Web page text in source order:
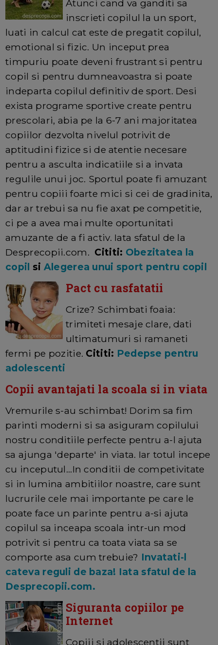
Atunci cand va ganditi sa
inscrieti copilul la un sport,
luati in calcul cat este de pregatit copilul,
emotional si fizic. Un inceput prea
timpuriu poate deveni frustrant si pentru
copil si pentru dumneavoastra si poate
indeparta copilul definitiv de sport. Desi
exista programe sportive create pentru
prescolari, abia pe la 6-7 ani majoritatea
copiilor dezvolta nivelul potrivit de
aptitudini fizice si de atentie necesare
pentru a asculta indicatiile si a invata
regulile unui joc. Sportul poate fi amuzant
pentru copiii foarte mici si cei de gradinita,
dar ar trebui sa nu fie axat pe competitie,
ci pe a avea mai multe oportunitati
amuzante de a fi activ. Iata sfatul de la
Desprecopii.com. Cititi: Obezitatea la
copil si Alegerea unui sport pentru copil
Pact cu rasfatatii
Crize? Schimbati foaia:
trimiteti mesaje clare, dati
ultimatumuri si ramaneti
fermi pe pozitie. Cititi: Pedepse pentru
adolescenti
Copii avantajati la scoala si in viata
Vremurile s-au schimbat! Dorim sa fim
parinti moderni si sa asiguram copilului
nostru conditiile perfecte pentru a-l ajuta
sa ajunga 'departe' in viata. Iar totul incepe
cu inceputul...In conditii de competivitate
si in lumina ambitiilor noastre, care sunt
lucrurile cele mai importante pe care le
poate face un parinte pentru a-si ajuta
copilul sa inceapa scoala intr-un mod
potrivit si pentru ca toata viata sa se
comporte asa cum trebuie? Invatati-l
cateva reguli de baza! Iata sfatul de la
Desprecopii.com.
Siguranta copiilor pe
Internet
Copiii si adolescentii sunt